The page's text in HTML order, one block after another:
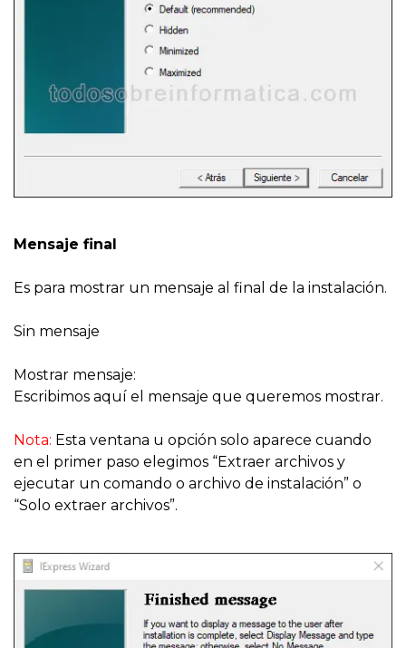
Mensaje final
Es para mostrar un mensaje al final de la instalación.
Sin mensaje
Mostrar mensaje:
Escribimos aquí el mensaje que queremos mostrar.
Nota: Esta ventana u opción solo aparece cuando
en el primer paso elegimos “Extraer archivos y
ejecutar un comando o archivo de instalación” o
“Solo extraer archivos”.